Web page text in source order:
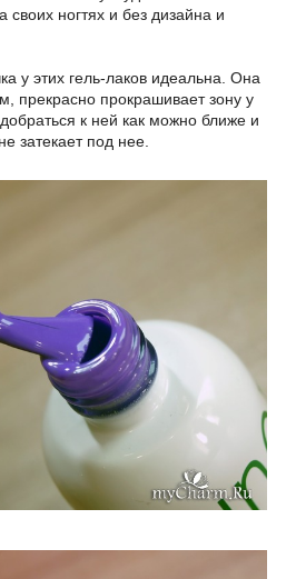
своих ногтях и без дизайна и
у этих гель-лаков идеальна. Она
прекрасно прокрашивает зону у
к ней как можно ближе и
затекает под нее.